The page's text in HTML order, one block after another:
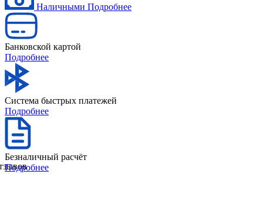
Наличными Подробнее
Банковской картой
Подробнее
Система быстрых платежей
Подробнее
Безналичный расчёт
Подробнее